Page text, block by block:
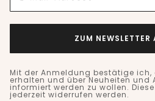
ZUM NEWSLETTER
Mit der Anmeldung bestätige ich,
erhalten und über Neuheiten und
informiert werden zu wollen.
jederzeit widerrufen werden.